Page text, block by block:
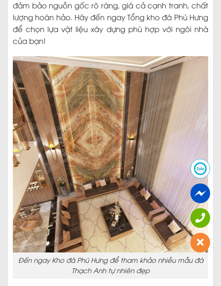
đảm bảo nguồn gốc rõ ràng, giá cả cạnh tranh, chất
lượng hoàn hảo. Hãy đến ngay Tổng kho đá Phú Hưng
để chọn lựa vật liệu xây dựng phù hợp với ngôi nhà
của bạn!
Đến ngay Kho đá Phú Hưng để tham khảo nhiều mẫu đá
Thạch Anh tự nhiên đẹp